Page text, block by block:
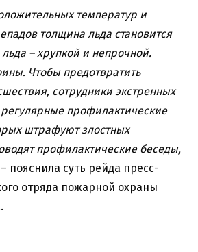
температур и
толщина льда становится
– хрупкой и непрочной.
Чтобы предотвратить
сотрудники экстренных
профилактические
штрафуют злостных
профилактические беседы,
– пояснила суть рейда пресс-
отряда пожарной охраны